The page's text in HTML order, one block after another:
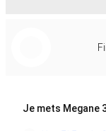
Je mets Megane